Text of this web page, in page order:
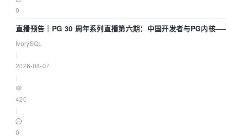
0
直播预告｜PG 30 周年系列直播第六期：中国开发者与PG内核
IvorySQL
2026-08-07
420
0